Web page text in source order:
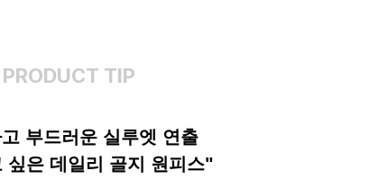
PRODUCT TIP
부드러운 실루엣 연출
싶은 데일리 골지 원피스"